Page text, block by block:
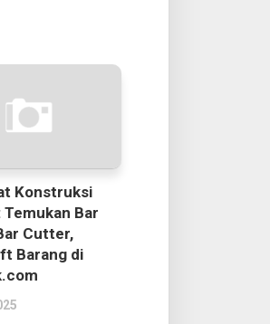
Konstruksi
Temukan Bar
Cutter,
Barang di